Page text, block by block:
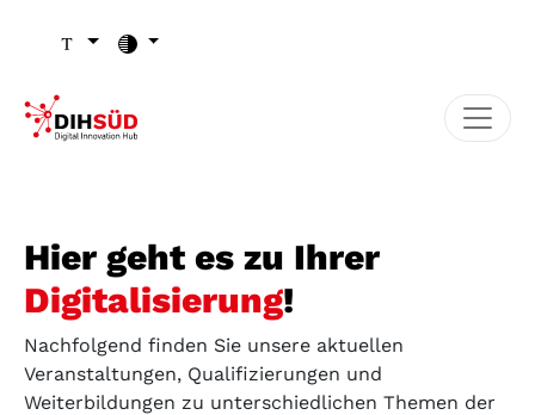
Hier geht es zu Ihrer
Digitalisierung!
Nachfolgend finden Sie unsere aktuellen
Veranstaltungen, Qualifizierungen und
Weiterbildungen zu unterschiedlichen Themen der